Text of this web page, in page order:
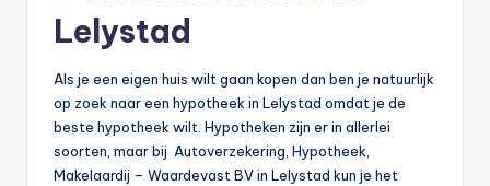
Lelystad
Als je een eigen huis wilt gaan kopen dan ben je natuurlijk
op zoek naar een hypotheek in Lelystad omdat je de
beste hypotheek wilt. Hypotheken zijn er in allerlei
soorten, maar bij Autoverzekering, Hypotheek,
Makelaardij – Waardevast BV in Lelystad kun je het